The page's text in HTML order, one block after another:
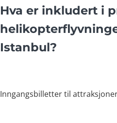
Hva er inkludert i
Istanbul?
Inngangsbilletter til